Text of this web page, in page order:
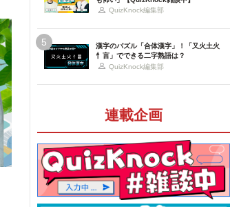
QuizKnock編集部
5
漢字のパズル「合体漢字」！「又火土火
忄言」でできる二字熟語は？
QuizKnock編集部
連載企画